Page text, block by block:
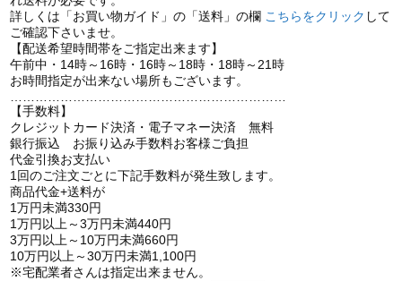
詳しくは「お買い物ガイド」の「送料」の欄 こちらをクリック して
ご確認下さいませ。
【配送希望時間帯をご指定出来ます】
午前中・14時～16時・16時～18時・18時～21時
お時間指定が出来ない場所もございます。
…………………………………………………………
【手数料】
クレジットカード決済・電子マネー決済 無料
銀行振込 お振り込み手数料お客様ご負担
代金引換お支払い
1回のご注文ごとに下記手数料が発生致します。
商品代金+送料が
1万円未満330円
1万円以上～3万円未満440円
3万円以上～10万円未満660円
10万円以上～30万円未満1,100円
※宅配業者さんは指定出来ません。